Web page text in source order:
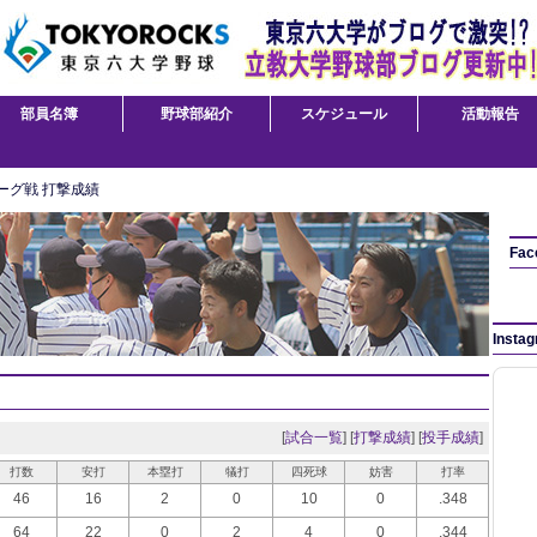
部員名簿 野球部紹介 スケジュール 活動報告
グ戦 打撃成績
[試合一覧] [打撃成績] [投手成績]
打数 安打 本塁打 犠打 四死球 妨害 打率
46 16 2 0 10 0
.348
64
22 0 2 4 0 .344